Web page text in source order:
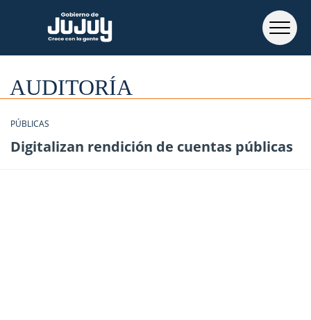
AUDITORÍA
PÚBLICAS
Digitalizan rendición de cuentas públicas